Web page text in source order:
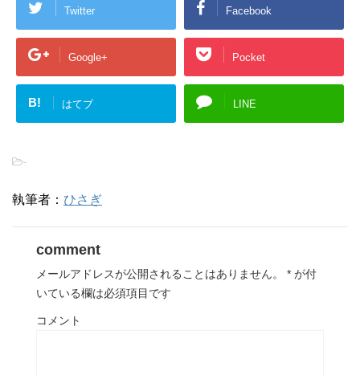
Twitter Facebook
Google+ Pocket
B! はてブ LINE
-
執筆者： ひさぎ
comment
メールアドレスが公開されることはありません。 * が付
いている欄は必須項目です
コメント